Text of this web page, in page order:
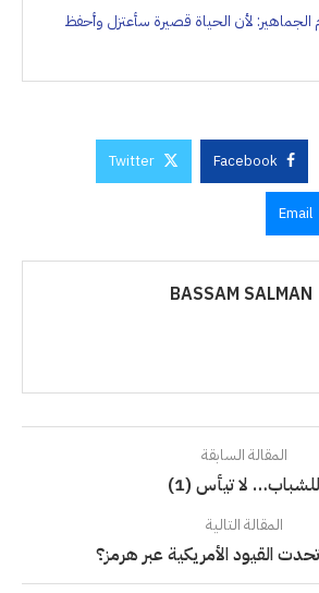
لأن الحياة قصيرة سأعتزل وأحفظ
Facebook
Twitter
Email
BASSAM SALMAN
المقالة السابقة
للشباب… لا تيأس (1)
المقالة التالية
القيود الأمريكية عبر هرمز؟